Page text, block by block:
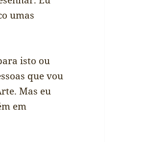
umas
isto ou
que vou
Mas eu
em